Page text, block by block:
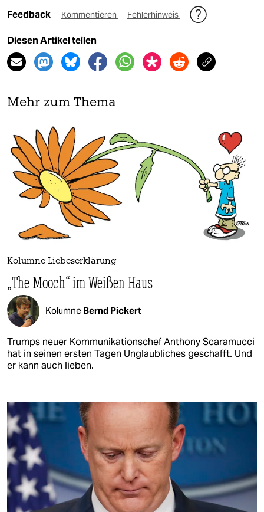
Feedback Kommentieren Fehlerhinweis
Diesen Artikel teilen
Mehr zum Thema
Kolumne Liebeserklärung
„The Mooch“ im Weißen Haus
Kolumne Bernd Pickert
Trumps neuer Kommunikationschef Anthony Scaramucci
hat in seinen ersten Tagen Unglaubliches geschafft. Und
er kann auch lieben.